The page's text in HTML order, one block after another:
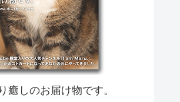
癒しのお届け物です。